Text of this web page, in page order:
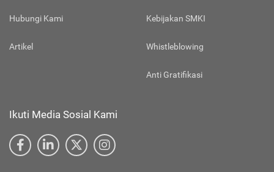
Hubungi Kami
Artikel
Kebijakan SMKI
Whistleblowing
Anti Gratifikasi
Ikuti Media Sosial Kami